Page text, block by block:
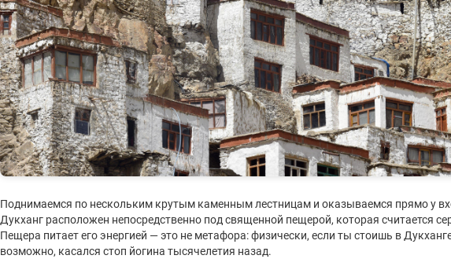
Поднимаемся по нескольким крутым каменным лестницам и оказываемся прямо у
Дукханг расположен непосредственно под священной пещерой, которая считается
Пещера питает его энергией — это не метафора: физически, если ты стоишь в
возможно, касался стоп йогина тысячелетия назад.